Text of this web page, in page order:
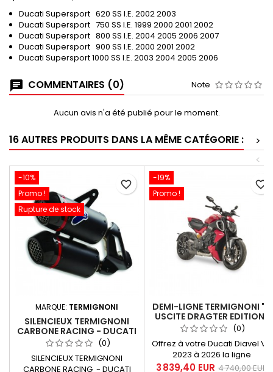
Ducati Supersport 620 SS I.E. 2002 2003
Ducati Supersport 750 SS I.E. 1999 2000 2001 2002
Ducati Supersport 800 SS I.E. 2004 2005 2006 2007
Ducati Supersport 900 SS I.E. 2000 2001 2002
Ducati Supersport 1000 SS I.E. 2003 2004 2005 2006
COMMENTAIRES (0) Note
Aucun avis n'a été publié pour le moment.
16 AUTRES PRODUITS DANS LA MÊME CATÉGORIE :
>
<
-10%
Promo !
Rupture de stock
MARQUE: TERMIGNONI
SILENCIEUX TERMIGNONI
CARBONE RACING - DUCATI
MONSTER 937 - 950 -
96481841AA
(0)
SILENCIEUX TERMIGNONI
CARBONE RACING - DUCATI
favorite_border
-19%
Promo !
DEMI-LIGNE TERMIGNONI "4
USCITE DRAGTER EDITION"
POUR DUCATI DIAVEL V4
2023
(0)
Offrez à votre Ducati Diavel V4
2023 à 2026 la ligne
Termignoni 4 USCITE DRAGSTER
3 839,40 EUR 4 740,00 EUR
favorite_border